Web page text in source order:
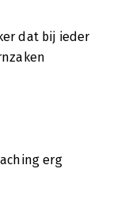
dat bij ieder
erg